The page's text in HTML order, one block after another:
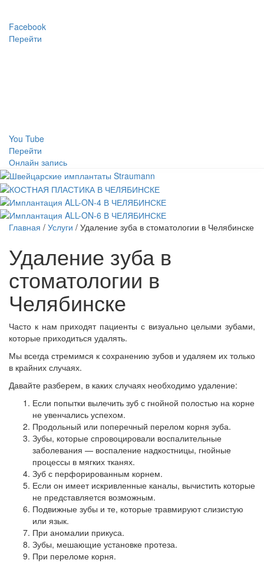
Facebook
Перейти
You Tube
Перейти
Онлайн запись
Главная / Услуги / Удаление зуба в стоматологии в Челябинске
Удаление зуба в
стоматологии в
Челябинске
Часто к нам приходят пациенты с визуально целыми зубами,
которые приходиться удалять.
Мы всегда стремимся к сохранению зубов и удаляем их только
в крайних случаях.
Давайте разберем, в каких случаях необходимо удаление:
Если попытки вылечить зуб с гнойной полостью на корне
не увенчались успехом.
Продольный или поперечный перелом корня зуба.
Зубы, которые спровоцировали воспалительные
заболевания — воспаление надкостницы, гнойные
процессы в мягких тканях.
Зуб с перфорированным корнем.
Если он имеет искривленные каналы, вычистить которые
не представляется возможным.
Подвижные зубы и те, которые травмируют слизистую
или язык.
При аномалии прикуса.
Зубы, мешающие установке протеза.
При переломе корня.